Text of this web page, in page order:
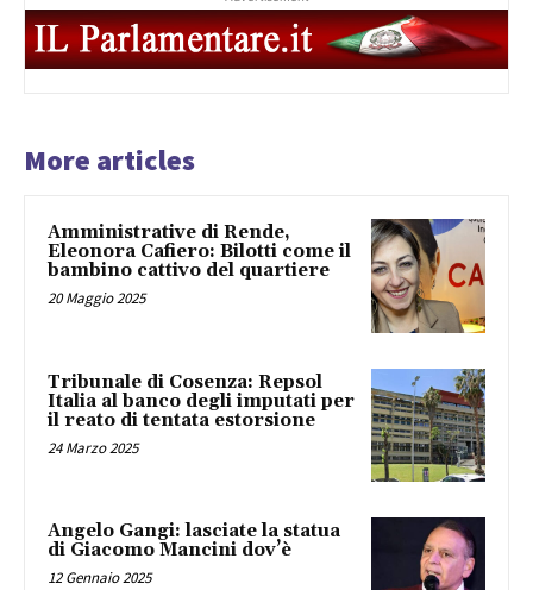
More articles
Amministrative di Rende,
Eleonora Cafiero: Bilotti come il
bambino cattivo del quartiere
20 Maggio 2025
Tribunale di Cosenza: Repsol
Italia al banco degli imputati per
il reato di tentata estorsione
24 Marzo 2025
Angelo Gangi: lasciate la statua
di Giacomo Mancini dov’è
12 Gennaio 2025